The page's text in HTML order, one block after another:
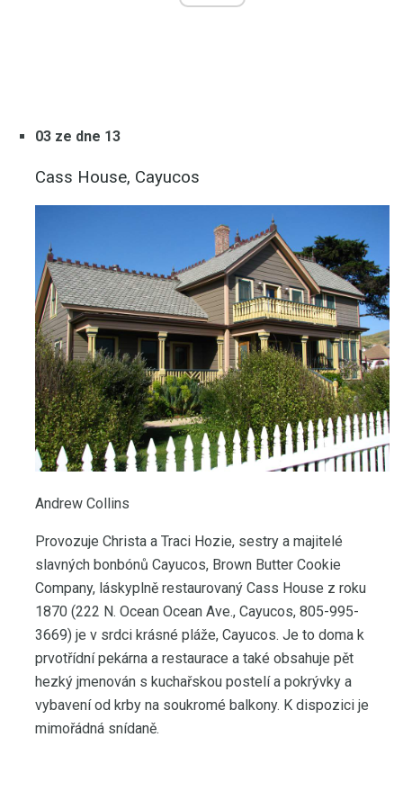
03 ze dne 13
Cass House, Cayucos
Andrew Collins
Provozuje Christa a Traci Hozie, sestry a majitelé
slavných bonbónů Cayucos, Brown Butter Cookie
Company, láskyplně restaurovaný Cass House z roku
1870 (222 N. Ocean Ocean Ave., Cayucos, 805-995-
3669) je v srdci krásné pláže, Cayucos. Je to doma k
prvotřídní pekárna a restaurace a také obsahuje pět
hezký jmenován s kuchařskou postelí a pokrývky a
vybavení od krby na soukromé balkony. K dispozici je
mimořádná snídaně.